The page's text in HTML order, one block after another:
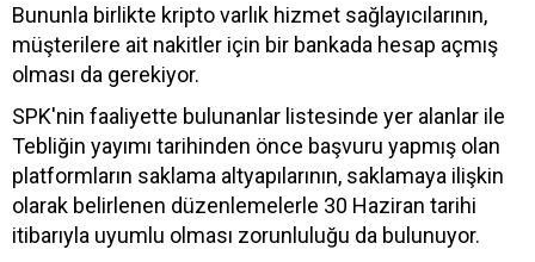
Bununla birlikte kripto varlık hizmet sağlayıcılarının,
müşterilere ait nakitler için bir bankada hesap açmış
olması da gerekiyor.
SPK'nin faaliyette bulunanlar listesinde yer alanlar ile
Tebliğin yayımı tarihinden önce başvuru yapmış olan
platformların saklama altyapılarının, saklamaya ilişkin
olarak belirlenen düzenlemelerle 30 Haziran tarihi
itibarıyla uyumlu olması zorunluluğu da bulunuyor.